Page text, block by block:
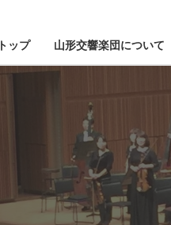
トップ 山形交響楽団について
山響が目指すもの
指揮者・楽団員紹介
山響アマデウスコア
山響の教育・地域交流